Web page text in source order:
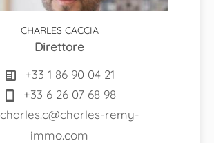
CHARLES CACCIA
Direttore
+33 1 86 90 04 21
+33 6 26 07 68 98
charles.c@charles-remy-
immo.com